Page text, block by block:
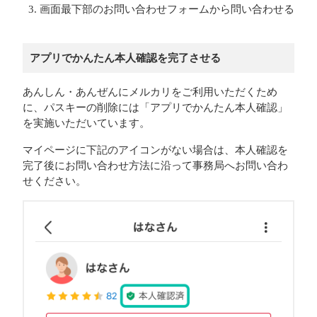
画面最下部のお問い合わせフォームから問い合わせる
アプリでかんたん本人確認を完了させる
あんしん・あんぜんにメルカリをご利用いただくため
に、パスキーの削除には「アプリでかんたん本人確認」
を実施いただいています。
マイページに下記のアイコンがない場合は、本人確認を
完了後にお問い合わせ方法に沿って事務局へお問い合わ
せください。